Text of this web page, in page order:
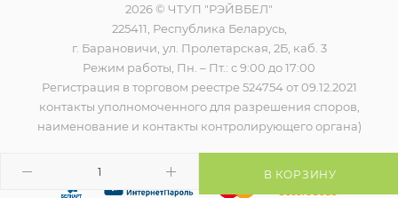
В КОРЗИНУ
2026 © ЧТУП "РЭЙВБЕЛ"
225411, Республика Беларусь,
г. Барановичи, ул. Пролетарская, 2Б, каб. 3
Режим работы, Пн. – Пт.: с 9:00 до 17:00
Регистрация в торговом реестре 524754 от 09.12.2021
контакты уполномоченного для разрешения споров,
наименование и контакты контролирующего органа)